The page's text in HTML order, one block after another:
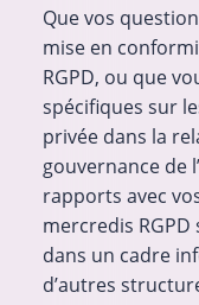
Que vos
mise en
RGPD, ou que
spécifiques sur
privée dans la
gouvernance de
rapports avec
mercredis RGPD
dans un cadre
d’autres